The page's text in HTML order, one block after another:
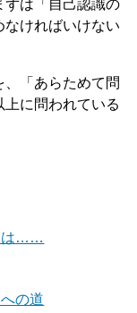
ずは「自己認識の
ければいけない
「あらためて問
に問われている
は……
の道